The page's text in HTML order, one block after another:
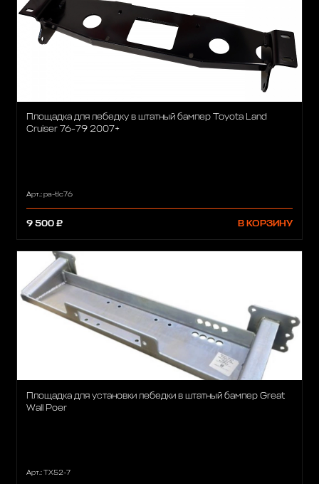
Площадка для лебедку в штатный бампер Toyota Land
Cruiser 76-79 2007+
Арт.: pa-tlc76
9 500 ₽ В КОРЗИНУ
Площадка для установки лебедки в штатный бампер Great
Wall Poer
Арт.: ТХ52-7